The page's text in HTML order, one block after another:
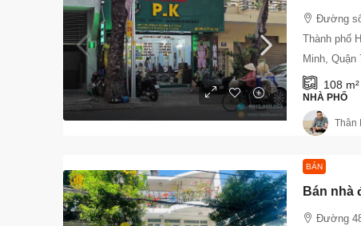
Đường
Thành phố
Minh, Quận
108 m²
NHÀ PHỐ
Thân
BÁN
Đường